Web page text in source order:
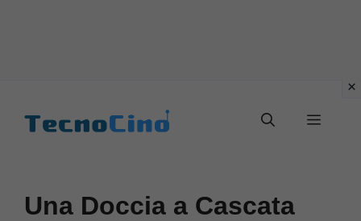
Menu
Una Doccia a Cascata